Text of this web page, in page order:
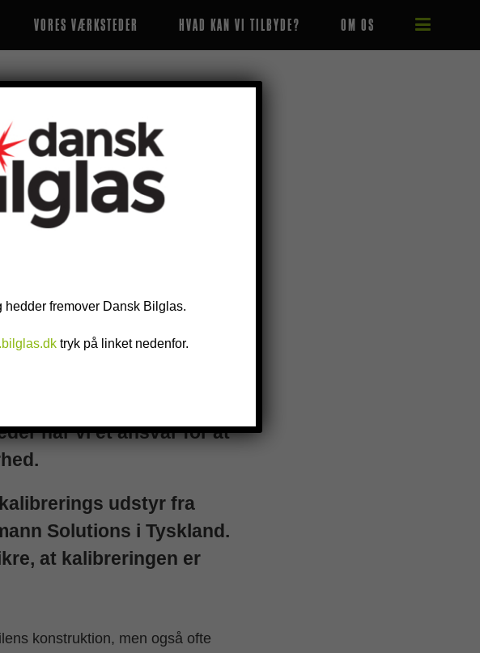
VORES VÆRKSTEDER HVAD KAN VI TILBYDE? OM OS
SKYLD
har vi et ansvar for at
udstyr fra
Solutions i Tyskland.
at kalibreringen er
konstruktion, men også ofte
fremover Dansk Bilglas.
tryk på linket nedenfor.